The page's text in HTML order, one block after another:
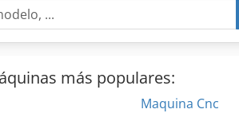
más populares:
Maquina Cnc